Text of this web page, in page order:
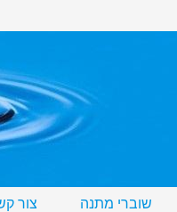
שוברי מתנה צור